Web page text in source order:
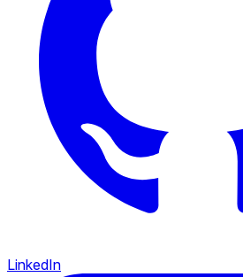
LinkedIn